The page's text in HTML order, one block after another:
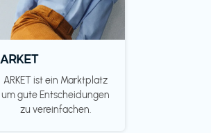
ARKET
ARKET ist ein Marktplatz
um gute Entscheidungen
zu vereinfachen.